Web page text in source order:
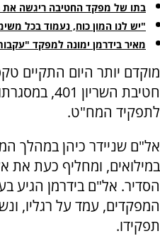
בתו של מפקד החטיבה ריגשה את
"יש לנו המון כוח, נעמוד בכל
מאיר בידרמן ימונה למפקד
מוקדם יותר היום התקיים
חטיבת
לתפקיד המח"ט.
אל"ם שניידר כיהן במהלך
במילואים, ומחליף כעת את
הסדיר. אל"ם בידרמן הגיע
המפקדים, עמד על רגליו,
תפקידו.